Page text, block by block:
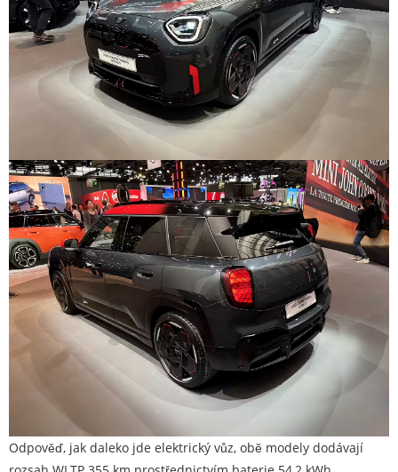
Odpověď, jak daleko jde elektrický vůz, obě modely dodávají